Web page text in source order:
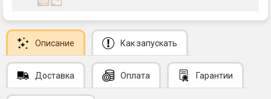
Описание Как запускать
Доставка Оплата Гарантии